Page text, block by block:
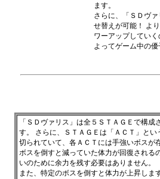
ます。
さらに、「ＳＤヴ
せ替えが可能！ よ
ワーアップしてい
よってゲーム中の
「ＳＤヴァリス」は全５ＳＴＡＧＥで構成
す。 さらに、ＳＴＡＧＥは「ＡＣＴ」とい
切られていて、各ＡＣＴには手強いボスが
ボスを倒すと減っていた体力が回復される
いのために余力を残す必要はありません。
また、特定のボスを倒すと体力が上昇しま